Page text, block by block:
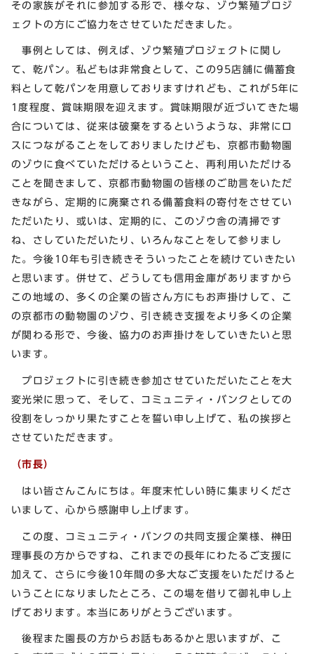
その家族がそれに参加する形で、様々な、ゾウ繁殖プロジ
ェクトの方にご協力をさせていただきました。
事例としては、例えば、ゾウ繁殖プロジェクトに関し
て、乾パン。私どもは非常食として、この95店舗に備蓄食
料として乾パンを用意しておりますけれども、これが5年に
1度程度、賞味期限を迎えます。賞味期限が近づいてきた場
合については、従来は破棄をするというような、非常にロ
スにつながることをしておりましたけども、京都市動物園
のゾウに食べていただけるということ、再利用いただける
ことを聞きまして、京都市動物園の皆様のご助言をいただ
きながら、定期的に廃棄される備蓄食料の寄付をさせてい
ただいたり、或いは、定期的に、このゾウ舎の清掃です
ね、さしていただいたり、いろんなことをして参りまし
た。今後10年も引き続きそういったことを続けていきたい
と思います。併せて、どうしても信用金庫がありますから
この地域の、多くの企業の皆さん方にもお声掛けして、こ
の京都市の動物園のゾウ、引き続き支援をより多くの企業
が関わる形で、今後、協力のお声掛けをしていきたいと思
います。
プロジェクトに引き続き参加させていただいたことを大
変光栄に思って、そして、コミュニティ・バンクとしての
役割をしっかり果たすことを誓い申し上げて、私の挨拶と
させていただきます。
（市長）
はい皆さんこんにちは。年度末忙しい時に集まりくださ
いまして、心から感謝申し上げます。
この度、コミュニティ・バンクの共同支援企業様、榊田
理事長の方からですね、これまでの長年にわたるご支援に
加えて、さらに今後10年間の多大なご支援をいただけると
いうことになりましたところ、この場を借りて御礼申し上
げております。本当にありがとうございます。
後程また園長の方からお話もあるかと思いますが、こ